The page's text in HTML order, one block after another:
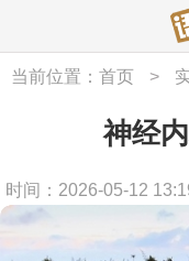
当前位置： 首页 >
神经
时间：2026-05-12